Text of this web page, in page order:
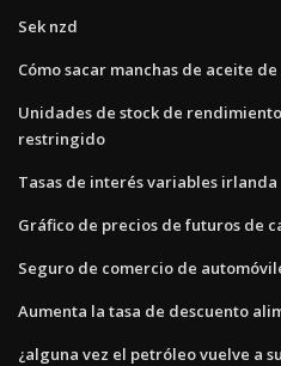
Sek nzd
Cómo sacar manchas de aceite
Unidades de stock de
restringido
Tasas de interés variables irlanda
Gráfico de precios de futuros de
Seguro de comercio de
Aumenta la tasa de descuento
¿alguna vez el petróleo vuelve a